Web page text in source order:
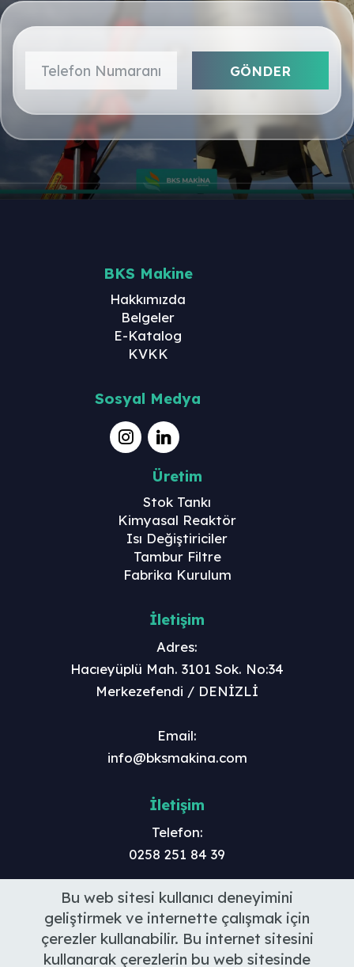
GÖNDER
BKS Makine
Hakkımızda
Belgeler
E-Katalog
KVKK
Sosyal Medya
Üretim
Stok Tankı
Kimyasal Reaktör
Isı Değiştiriciler
Tambur Filtre
Fabrika Kurulum
İletişim
Adres:
Hacıeyüplü Mah. 3101 Sok. No:34
Merkezefendi / DENİZLİ
Email:
info@bksmakina.com
İletişim
Telefon:
0258 251 84 39
Mobil:
0552 581 37 79
0537 851 76 56
Bu web sitesi kullanıcı deneyimini
geliştirmek ve internette çalışmak için
çerezler kullanabilir. Bu internet sitesini
kullanarak çerezlerin bu web sitesinde